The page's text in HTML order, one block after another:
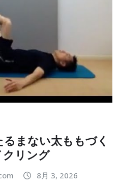
まない太ももづく
クリング
8月 3, 2026